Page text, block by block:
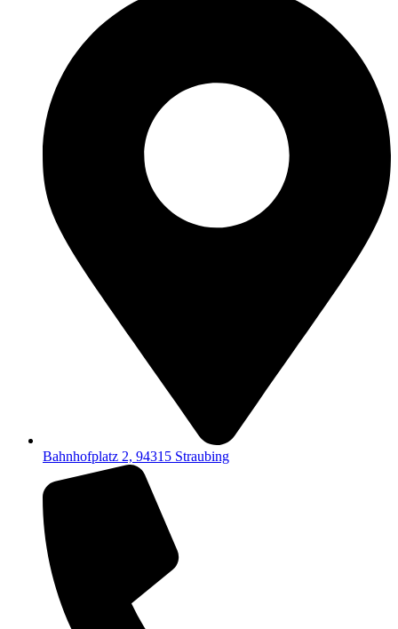
Bahnhofplatz 2, 94315 Straubing